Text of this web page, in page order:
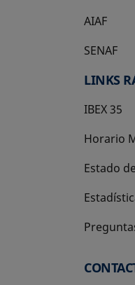
AIAF
SENAF
LINKS
IBEX 35
Horario
Estado